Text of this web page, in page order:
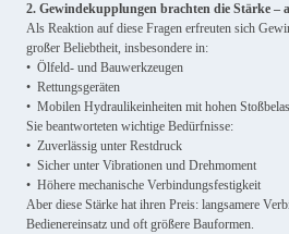
2. Gewindekupplungen brachten die Stärke –
Als Reaktion auf diese Fragen erfreuten sich
großer Beliebtheit, insbesondere in:
• Ölfeld- und Bauwerkzeugen
• Rettungsgeräten
• Mobilen Hydraulikeinheiten mit hohen
Sie beantworteten wichtige Bedürfnisse:
• Zuverlässig unter Restdruck
• Sicher unter Vibrationen und Drehmoment
• Höhere mechanische Verbindungsfestigkeit
Aber diese Stärke hat ihren Preis: langsamere
Bedienereinsatz und oft größere Bauformen.